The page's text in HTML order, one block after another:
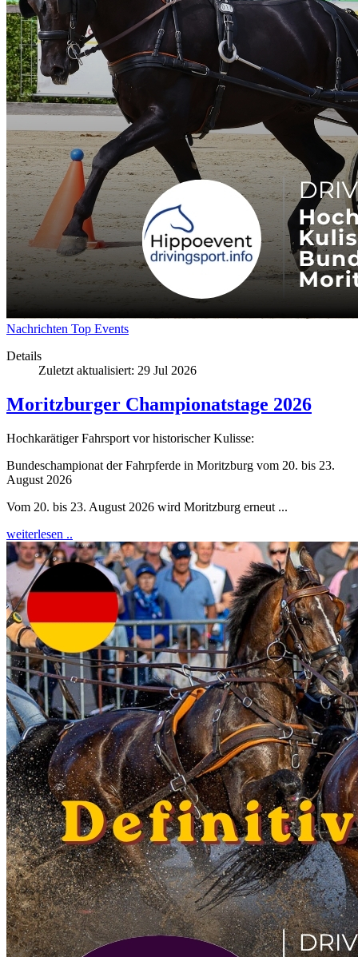
Nachrichten Top Events
Details
Zuletzt aktualisiert: 29 Jul 2026
Moritzburger Championatstage 2026
Hochkarätiger Fahrsport vor historischer Kulisse:
Bundeschampionat der Fahrpferde in Moritzburg vom 20. bis 23.
August 2026
Vom 20. bis 23. August 2026 wird Moritzburg erneut ...
weiterlesen ..